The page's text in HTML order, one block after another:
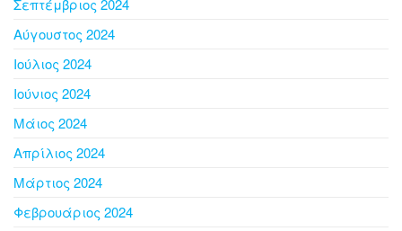
Σεπτέμβριος 2024
Αύγουστος 2024
Ιούλιος 2024
Ιούνιος 2024
Μάιος 2024
Απρίλιος 2024
Μάρτιος 2024
Φεβρουάριος 2024